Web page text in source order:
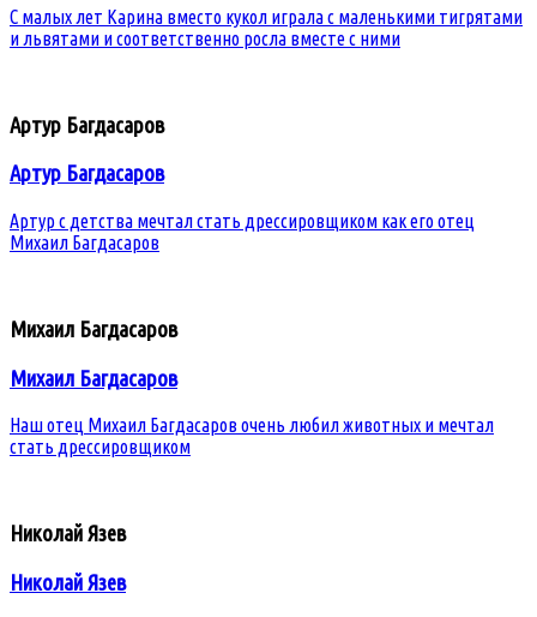
С малых лет Карина вместо кукол играла с маленькими тигрятами
и львятами и соответственно росла вместе с ними
Артур Багдасаров
Артур Багдасаров
Артур с детства мечтал стать дрессировщиком как его отец
Михаил Багдасаров
Михаил Багдасаров
Михаил Багдасаров
Наш отец Михаил Багдасаров очень любил животных и мечтал
стать дрессировщиком
Николай Язев
Николай Язев